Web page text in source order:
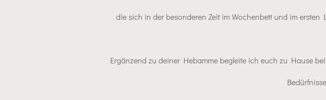
die sich in der besonderen Zeit im Wochenbett und im
Ergänzend zu deiner Hebamme begleite ich euch zu Hause